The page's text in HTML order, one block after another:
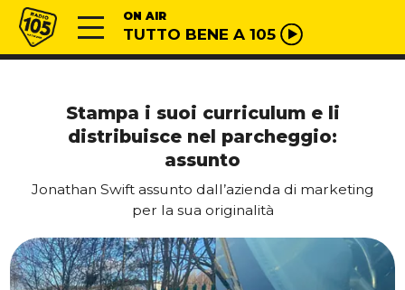
Vai al contenuto
Radio 105 ON AIR
TUTTO BENE A 105
Stampa i suoi curriculum e li
distribuisce nel parcheggio:
assunto
Jonathan Swift assunto dall’azienda di marketing
per la sua originalità